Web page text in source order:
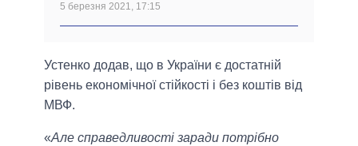
5 березня 2021, 17:15
Устенко додав, що в України є достатній
рівень економічної стійкості і без коштів від
МВФ.
«Але справедливості заради потрібно